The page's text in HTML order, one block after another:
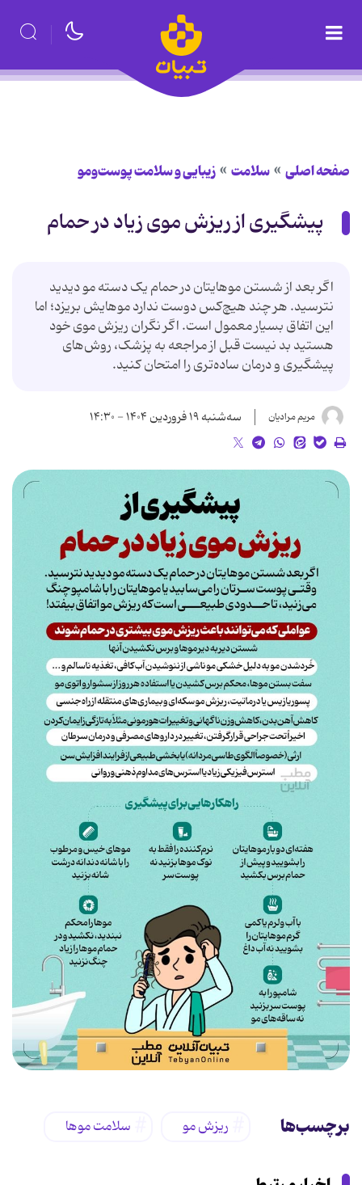
صفحه اصلی سلامت زیبایی و سلامت پوست‌ومو
پیشگیری از ریزش موی زیاد در حمام
اگر بعد از شستن موهایتان در حمام یک دسته مو دیدید
نترسید. هر چند هیچ‌کس دوست ندارد موهایش بریزد؛ اما
این اتفاق بسیار معمول است. اگر نگران ریزش موی خود
هستید بد نیست قبل از مراجعه به پزشک، روش‌های
پیشگیری و درمان ساده‌تری را امتحان کنید.
مریم مرادیان سه‌شنبه ۱۹ فروردین ۱۴۰۴ - ۱۴:۳۰
برچسب‌ها ریزش مو سلامت موها